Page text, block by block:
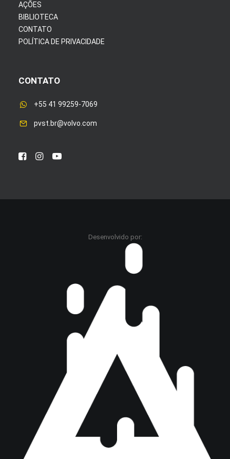
AÇÕES
BIBLIOTECA
CONTATO
POLÍTICA DE PRIVACIDADE
CONTATO
+55 41 99259-7069
pvst.br@volvo.com
Desenvolvido por: